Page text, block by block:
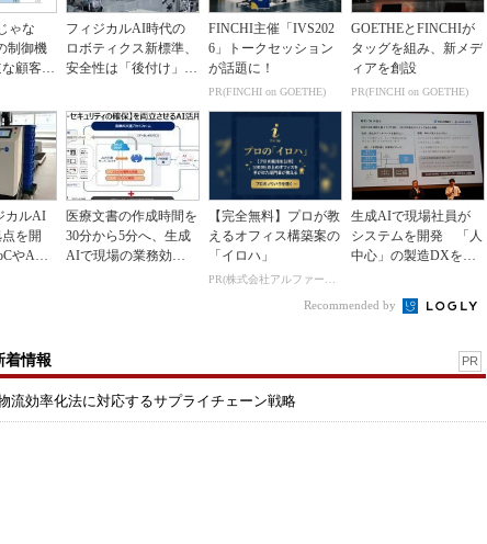
ゃな
制御機
顧客基
フィジカルAI時代の
ロボティクス新標準、
安全性は「後付け」で
FINCHI主催「IVS202
6」トークセッション
が話題に！
PR(FINCHI on GOETHE)
GOETHEとFINCHIが
タッグを組み、新メデ
ィアを創設
PR(FINCHI on GOETHE)
カルAI
を開
やAM
医療文書の作成時間を
30分から5分へ、生成
AIで現場の業務効率
【完全無料】プロが教
えるオフィス構築案の
「イロハ」
PR(株式会社アルファーテクノ)
生成AIで現場社員が
システムを開発 「人
中心」の製造DXを自
Recommended by
着情報 PR
効率化法に対応するサプライチェーン戦略